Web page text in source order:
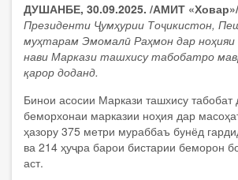
ДУШАНБЕ, 30.09.2025. /АМИТ
Президенти Ҷумҳурии Тоҷикистон,
муҳтарам Эмомалӣ Раҳмон дар ноҳияи
нави Маркази ташхису табобатро
қарор доданд.
Бинои асосии Маркази ташхису табобат
беморхонаи марказии ноҳия дар
ҳазору 375 метри мураббаъ бунёд
ва 214 ҳуҷра барои бистарии беморон
аст.